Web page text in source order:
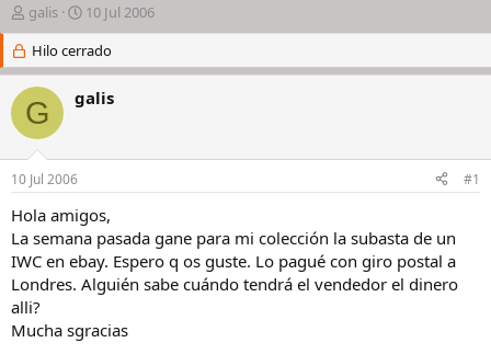
I
n
c
i
a
d
o
d
e
l
h
i
l
o
galis
F
e
c
h
d
i
c
i
o
10 Jul 2006
Hilo cerrado
G galis
10 Jul 2006 #1
Hola amigos,
La semana pasada gane para mi colección la subasta de un
IWC en ebay. Espero q os guste. Lo pagué con giro postal a
Londres. Alguién sabe cuándo tendrá el vendedor el dinero
alli?
Mucha sgracias